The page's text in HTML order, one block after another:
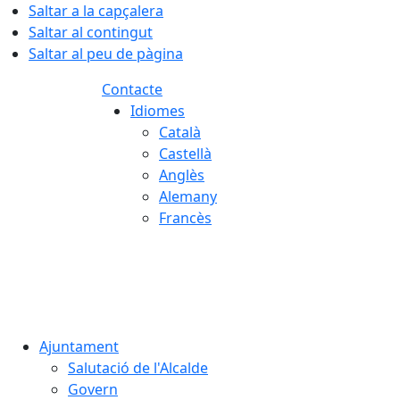
Saltar a la capçalera
Saltar al contingut
Saltar al peu de pàgina
Contacte
Idiomes
Català
Castellà
Anglès
Alemany
Francès
Ajuntament
Salutació de l'Alcalde
Govern